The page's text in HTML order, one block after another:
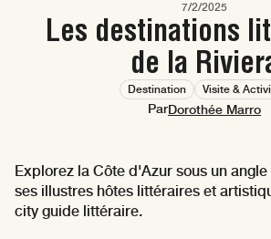
7/2/2025
Les destinations
de la
Destination Visite &
ParDorothée Marro
Explorez la Côte d'Azur sous un
ses illustres hôtes littéraires et
city guide littéraire.